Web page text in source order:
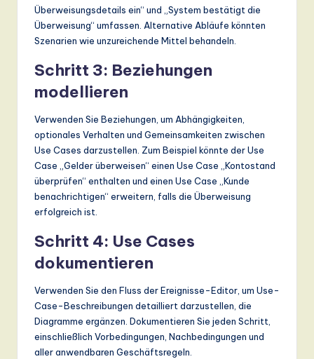
Überweisungsdetails ein“ und „System bestätigt die
Überweisung“ umfassen. Alternative Abläufe könnten
Szenarien wie unzureichende Mittel behandeln.
Schritt 3: Beziehungen
modellieren
Verwenden Sie Beziehungen, um Abhängigkeiten,
optionales Verhalten und Gemeinsamkeiten zwischen
Use Cases darzustellen. Zum Beispiel könnte der Use
Case „Gelder überweisen“ einen Use Case „Kontostand
überprüfen“ enthalten und einen Use Case „Kunde
benachrichtigen“ erweitern, falls die Überweisung
erfolgreich ist.
Schritt 4: Use Cases
dokumentieren
Verwenden Sie den Fluss der Ereignisse-Editor, um Use-
Case-Beschreibungen detailliert darzustellen, die
Diagramme ergänzen. Dokumentieren Sie jeden Schritt,
einschließlich Vorbedingungen, Nachbedingungen und
aller anwendbaren Geschäftsregeln.